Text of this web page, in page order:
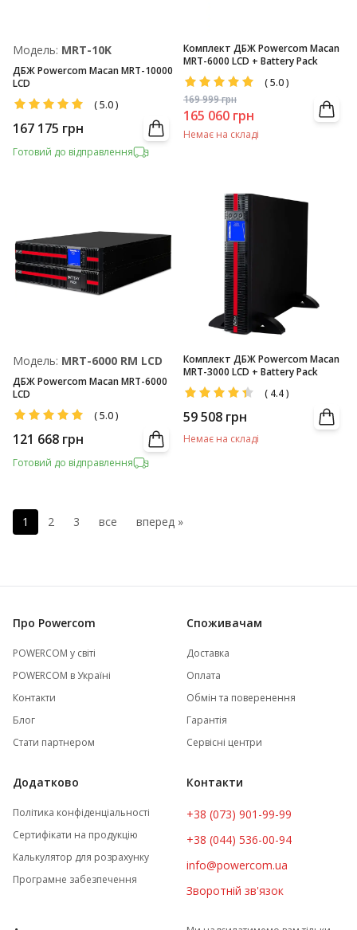
Модель: MRT-10K
ДБЖ Powercom Macan MRT-10000
LCD
(5.0)
167 175 грн
Готовий до відправлення
Комплект ДБЖ Powercom Macan
MRT-6000 LCD + Battery Pack
(5.0)
169 999грн
165 060 грн
Немає на складі
Модель: MRT-6000 RM LCD
ДБЖ Powercom Macan MRT-6000
LCD
(5.0)
121 668 грн
Готовий до відправлення
Комплект ДБЖ Powercom Macan
MRT-3000 LCD + Battery Pack
( 4.4)
59 508 грн
Немає на складі
1 2 3 все вперед »
Про Powercom
POWERCOM у світі
POWERCOM в Україні
Контакти
Блог
Стати партнером
Споживачам
Доставка
Оплата
Обмін та поверенення
Гарантія
Сервісні центри
Додатково
Політика конфіденціальності
Сертифікати на продукцію
Калькулятор для розрахунку
Програмне забезпечення
Контакти
+38 (073) 901-99-99
+38 (044) 536-00-94
info@powercom.ua
Зворотній зв'язок